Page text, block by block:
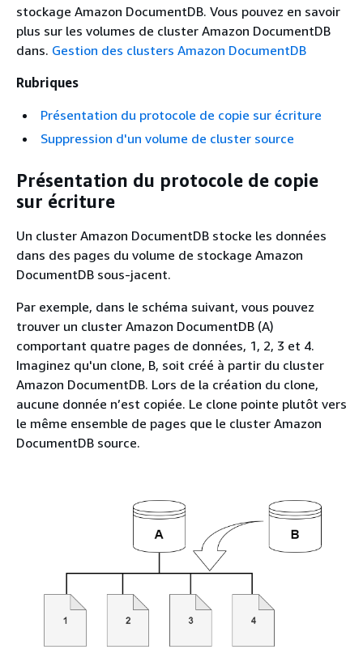
stockage Amazon DocumentDB. Vous pouvez en savoir
plus sur les volumes de cluster Amazon DocumentDB
dans. Gestion des clusters Amazon DocumentDB
Rubriques
Présentation du protocole de copie sur écriture
Suppression d'un volume de cluster source
Présentation du protocole de copie
sur écriture
Un cluster Amazon DocumentDB stocke les données
dans des pages du volume de stockage Amazon
DocumentDB sous-jacent.
Par exemple, dans le schéma suivant, vous pouvez
trouver un cluster Amazon DocumentDB (A)
comportant quatre pages de données, 1, 2, 3 et 4.
Imaginez qu'un clone, B, soit créé à partir du cluster
Amazon DocumentDB. Lors de la création du clone,
aucune donnée n’est copiée. Le clone pointe plutôt vers
le même ensemble de pages que le cluster Amazon
DocumentDB source.